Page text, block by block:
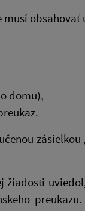
obsahovať
domu),